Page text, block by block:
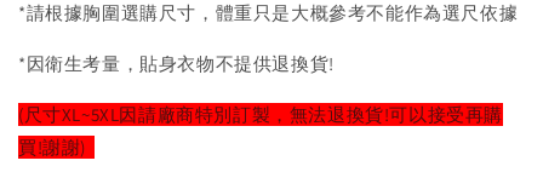
*請根據胸圍選購尺寸，體重只是大概參考不能作為選尺依據
*因衛生考量，貼身衣物不提供退換貨!
(尺寸XL~5XL因請廠商特別訂製，無法退換貨!可以接受再購
買!謝謝)